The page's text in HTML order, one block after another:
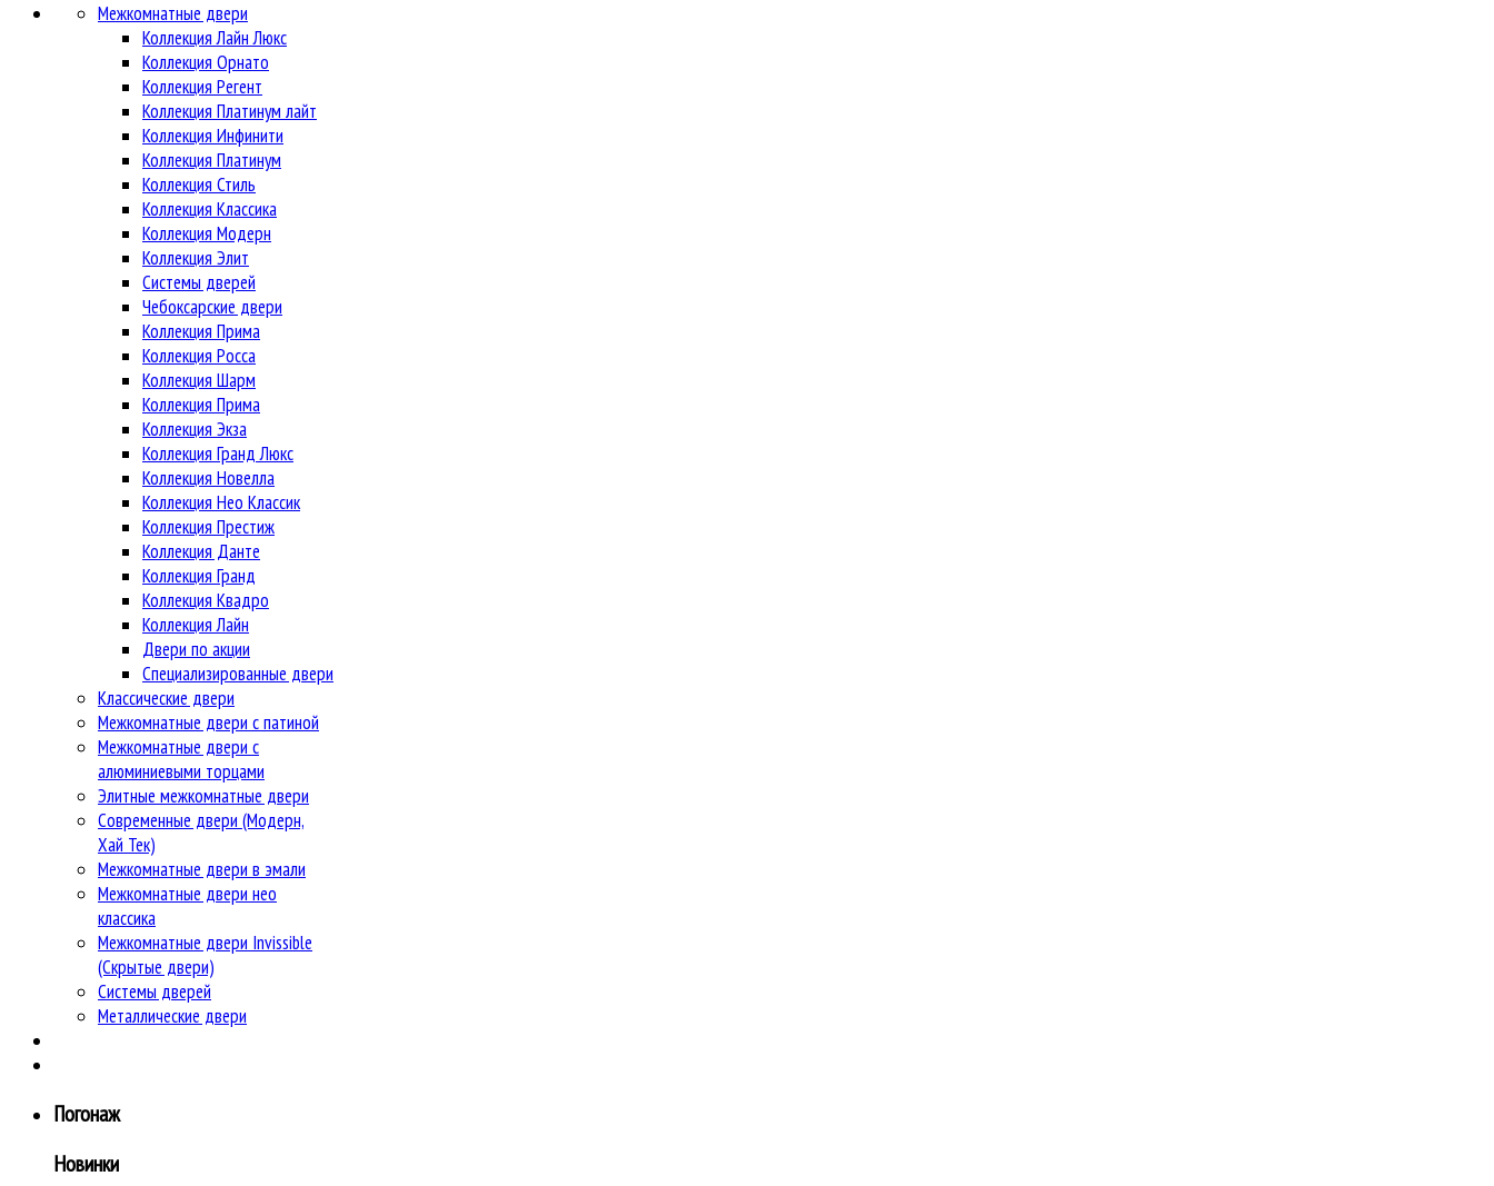
Межкомнатные двери
Коллекция Лайн Люкс
Коллекция Орнато
Коллекция Регент
Коллекция Платинум лайт
Коллекция Инфинити
Коллекция Платинум
Коллекция Стиль
Коллекция Классика
Коллекция Модерн
Коллекция Элит
Системы дверей
Чебоксарские двери
Коллекция Прима
Коллекция Росса
Коллекция Шарм
Коллекция Прима
Коллекция Экза
Коллекция Гранд Люкс
Коллекция Новелла
Коллекция Нео Классик
Коллекция Престиж
Коллекция Данте
Коллекция Гранд
Коллекция Квадро
Коллекция Лайн
Двери по акции
Специализированные двери
Классические двери
Межкомнатные двери с патиной
Межкомнатные двери с
алюминиевыми торцами
Элитные межкомнатные двери
Современные двери (Модерн,
Хай Тек)
Межкомнатные двери в эмали
Межкомнатные двери нео
классика
Межкомнатные двери Invissible
(Скрытые двери)
Системы дверей
Металлические двери
Погонаж
Новинки